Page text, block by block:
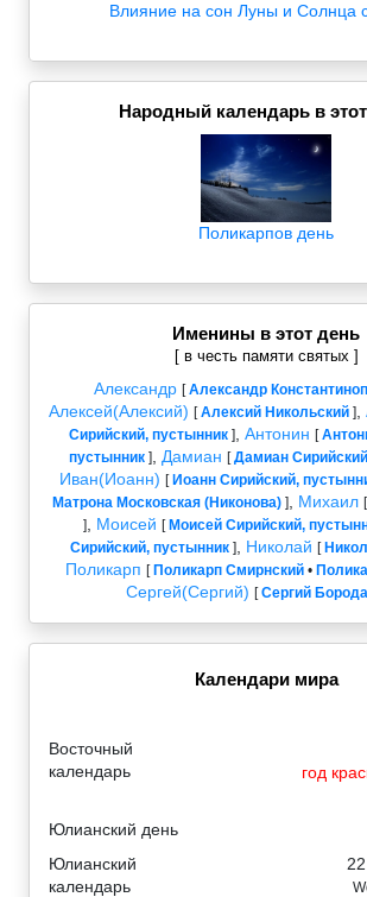
Влияние на сон Луны и Солнца
Народный календарь в
Поликарпов день
Именины в этот день
[ в честь памяти святых ]
Александр [Александр
Алексей(Алексий) [Алексий Никольский ]
Сирийский, пустынник], Антонин [
пустынник ] Дамиан [Дамиан
Иван(Иоанн) [ Иоанн Сирийский,
Матрона Московская (Никонова)], Михаил [
], Моисей [ Моисей Сирийский,
Сирийский, пустынник ] Николай [
Поликарп [ Поликарп Смирнский•
Сергей(Сергий) [Сергий
Календари мира
Восточный
календарь
год
Юлианский день
Юлианский
календарь